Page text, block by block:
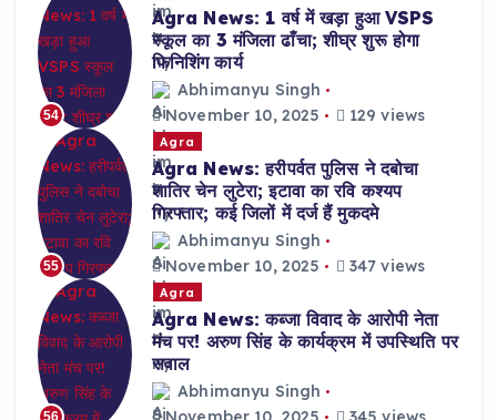
54
Agra News: 1 वर्ष में खड़ा हुआ VSPS
स्कूल का 3 मंजिला ढाँचा; शीघ्र शुरू होगा
फिनिशिंग कार्य
Abhimanyu Singh
November 10, 2025
129 views
55
Agra
Agra News: हरीपर्वत पुलिस ने दबोचा
शातिर चेन लुटेरा; इटावा का रवि कश्यप
गिरफ्तार; कई जिलों में दर्ज हैं मुकदमे
Abhimanyu Singh
November 10, 2025
347 views
56
Agra
Agra News: कब्जा विवाद के आरोपी नेता
मंच पर! अरुण सिंह के कार्यक्रम में उपस्थिति पर
सवाल
Abhimanyu Singh